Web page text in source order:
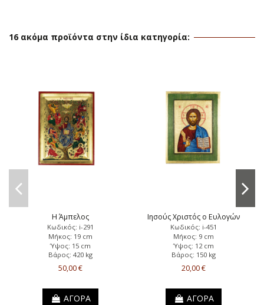
16 ακόμα προϊόντα στην ίδια κατηγορία:
Η Άμπελος
Κωδικός: i-291
Μήκος: 19 cm
Ύψος: 15 cm
Βάρος: 420 kg
50,00 €
ΑΓΟΡΑ
Ιησούς Χριστός ο Ευλογών
Κωδικός: i-451
Μήκος: 9 cm
Ύψος: 12 cm
Βάρος: 150 kg
20,00 €
ΑΓΟΡΑ